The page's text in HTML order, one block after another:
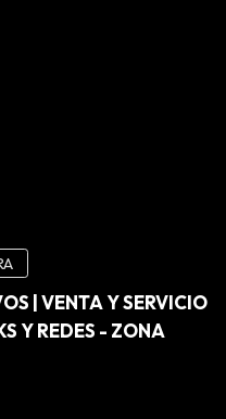
| VENTA Y SERVICIO
Y REDES - ZONA